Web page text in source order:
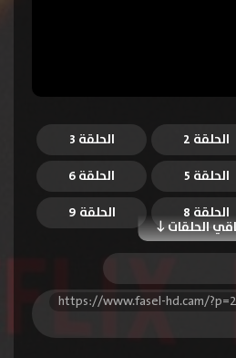
الحلقة 2
الحلقة 3
الحلقة 5 الحلقة 6
الحلقات
الحلقة 8 الحلقة 9
https://www.fasel-hd.cam/